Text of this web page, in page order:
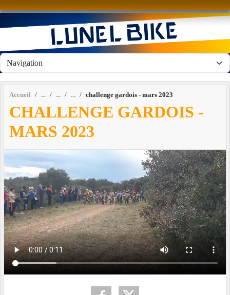
Accueil challenge gardois - mars 2023
CHALLENGE GARDOIS -
MARS 2023